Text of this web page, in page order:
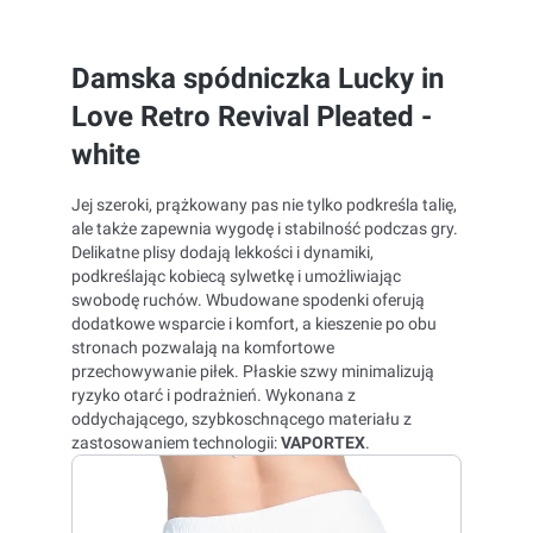
Damska spódniczka Lucky in
Love Retro Revival Pleated -
white
Jej szeroki, prążkowany pas nie tylko podkreśla talię,
ale także zapewnia wygodę i stabilność podczas gry.
Delikatne plisy dodają lekkości i dynamiki,
podkreślając kobiecą sylwetkę i umożliwiając
swobodę ruchów. Wbudowane spodenki oferują
dodatkowe wsparcie i komfort, a kieszenie po obu
stronach pozwalają na komfortowe
przechowywanie piłek. Płaskie szwy minimalizują
ryzyko otarć i podrażnień. Wykonana z
oddychającego, szybkoschnącego materiału z
zastosowaniem technologii:VAPORTEX.